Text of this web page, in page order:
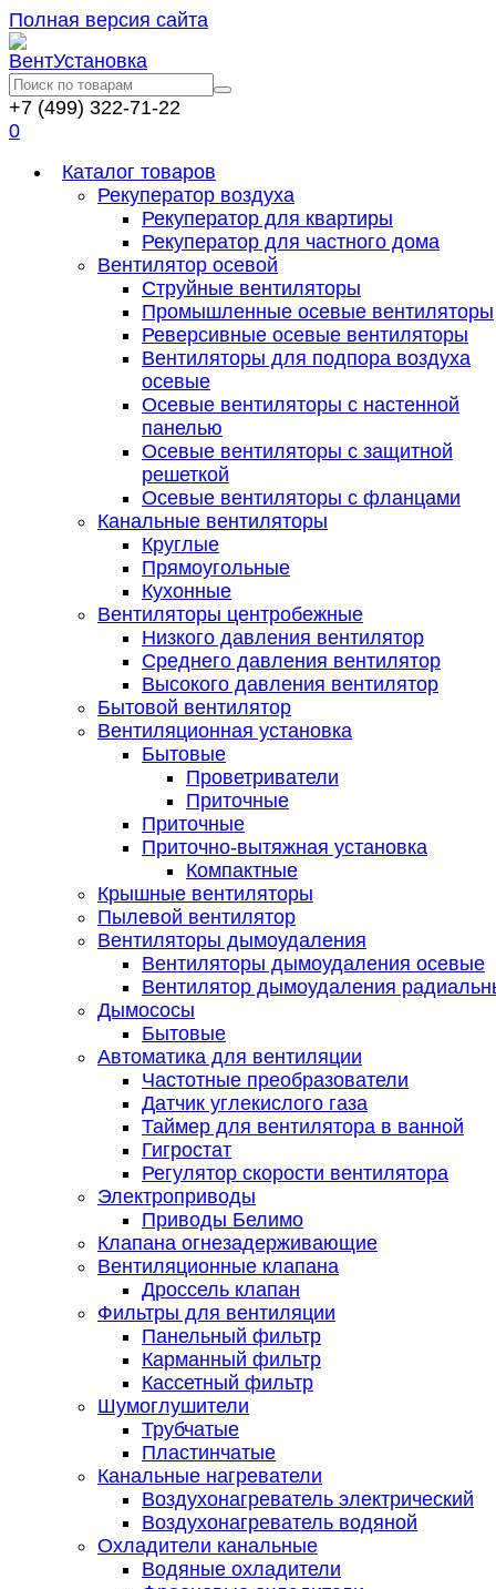
Полная версия сайта
+7 (499) 322-71-22
0
Каталог товаров
Рекуператор воздуха
Рекуператор для квартиры
Рекуператор для частного дома
Вентилятор осевой
Струйные вентиляторы
Промышленные осевые вентиляторы
Реверсивные осевые вентиляторы
Вентиляторы для подпора воздуха
осевые
Осевые вентиляторы с настенной
панелью
Осевые вентиляторы с защитной
решеткой
Осевые вентиляторы с фланцами
Канальные вентиляторы
Круглые
Прямоугольные
Кухонные
Вентиляторы центробежные
Низкого давления вентилятор
Среднего давления вентилятор
Высокого давления вентилятор
Бытовой вентилятор
Вентиляционная установка
Бытовые
Проветриватели
Приточные
Приточные
Приточно-вытяжная установка
Компактные
Крышные вентиляторы
Пылевой вентилятор
Вентиляторы дымоудаления
Вентиляторы дымоудаления осевые
Вентилятор дымоудаления
Дымососы
Бытовые
Автоматика для вентиляции
Частотные преобразователи
Датчик углекислого газа
Таймер для вентилятора в ванной
Гигростат
Регулятор скорости вентилятора
Электроприводы
Приводы Белимо
Клапана огнезадерживающие
Вентиляционные клапана
Дроссель клапан
Фильтры для вентиляции
Панельный фильтр
Карманный фильтр
Кассетный фильтр
Шумоглушители
Трубчатые
Пластинчатые
Канальные нагреватели
Воздухонагреватель электрический
Воздухонагреватель водяной
Охладители канальные
Водяные охладители